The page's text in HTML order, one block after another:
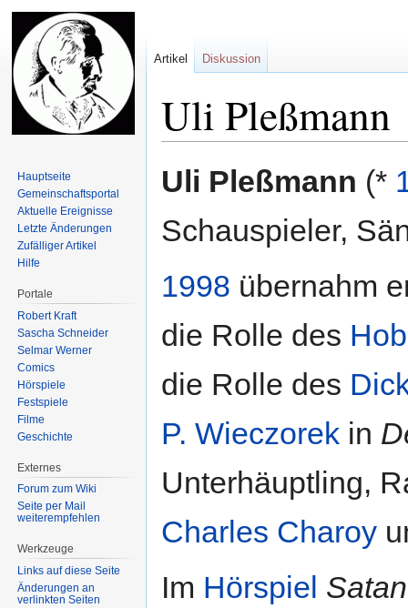
Uli Pleßmann
Navigation
Suche
Uli Pleßmann (*
Schauspieler,
1998 übernahm
die Rolle des
die Rolle des
P. Wieczorek in
Unterhäuptling,
Charles Charoy
Im Hörspiel
Artikel Diskussion
Hauptseite
Gemeinschafts­portal
Aktuelle Ereignisse
Letzte Änderungen
Zufälliger Artikel
Hilfe
Portale
Robert Kraft
Sascha Schneider
Selmar Werner
Comics
Hörspiele
Festspiele
Filme
Geschichte
Externes
Forum zum Wiki
Seite per Mail
weiterempfehlen
Werkzeuge
Links auf diese Seite
Änderungen an
verlinkten Seiten